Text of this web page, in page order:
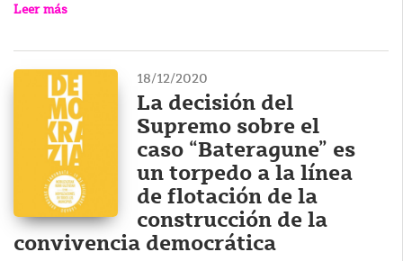
Leer más
18/12/2020
La decisión del
Supremo sobre el
caso “Bateragune” es
un torpedo a la línea
de flotación de la
construcción de la
convivencia democrática